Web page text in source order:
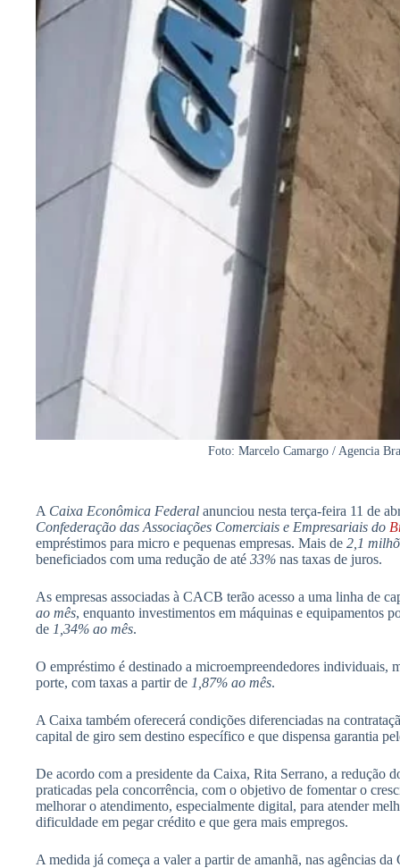
Foto: Marcelo Camargo / Agencia
A Caixa Econômica Federal anunciou nesta terça-feira 11 de
Confederação das Associações Comerciais e Empresariais do
empréstimos para micro e pequenas empresas. Mais de 2,1
beneficiados com uma redução de até 33% nas taxas de juros.
As empresas associadas à CACB terão acesso a uma linha de
ao mês, enquanto investimentos em máquinas e equipamentos
de 1,34% ao mês.
O empréstimo é destinado a microempreendedores individuais,
porte, com taxas a partir de 1,87% ao mês.
A Caixa também oferecerá condições diferenciadas na
capital de giro sem destino específico e que dispensa garantia
De acordo com a presidente da Caixa, Rita Serrano, a redução
praticadas pela concorrência, com o objetivo de fomentar o
melhorar o atendimento, especialmente digital, para atender
dificuldade em pegar crédito e que gera mais empregos.
A medida já começa a valer a partir de amanhã, nas agências da